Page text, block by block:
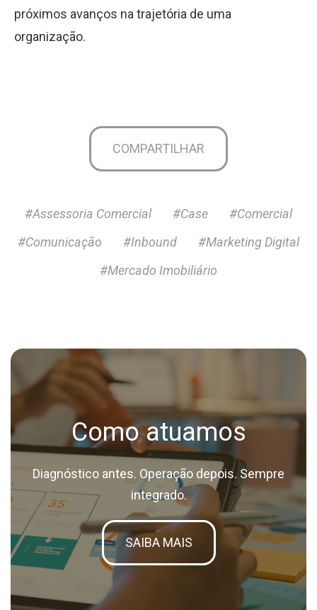
próximos avanços na trajetória de uma
organização.
COMPARTILHAR
#Assessoria Comercial #Case
#Comercial
#Comunicação
#Inbound
#Marketing Digital
#Mercado Imobiliário
Como atuamos
Diagnóstico antes. Operação depois. Sempre
integrado.
SAIBA MAIS